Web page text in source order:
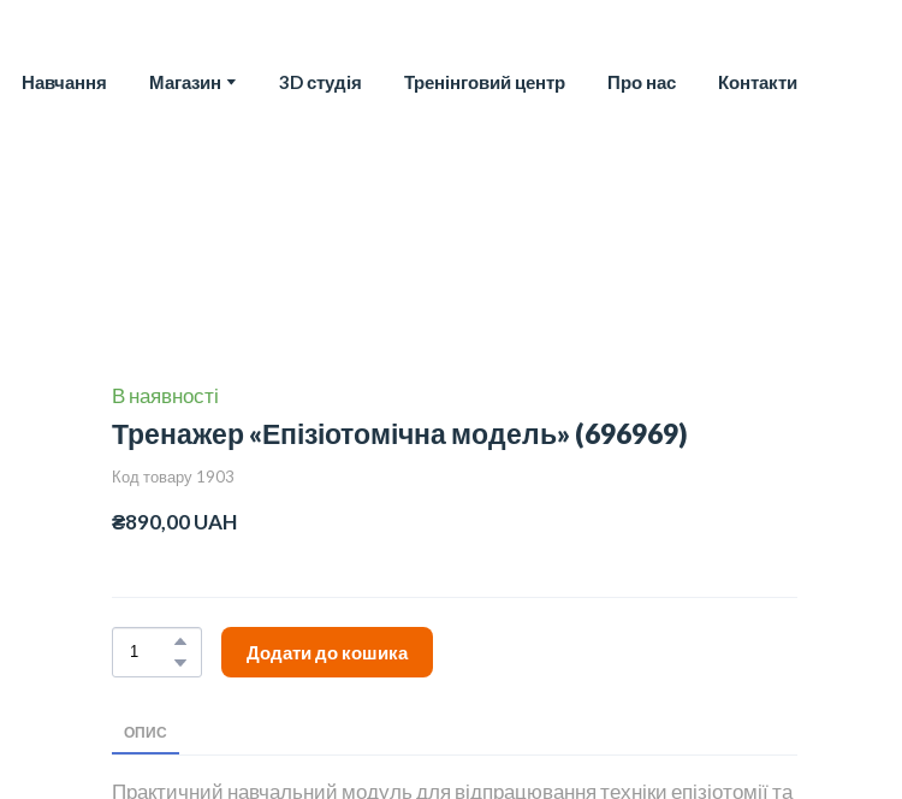
Навчання Магазин 3D студія Тренінговий центр Про нас Контакти
В наявності
Тренажер «Епізіотомічна модель» (696969)
Код товару 1903
₴890,00 UAH
Додати до кошика
ОПИС
Практичний навчальний модуль для відпрацювання техніки епізіотомії та